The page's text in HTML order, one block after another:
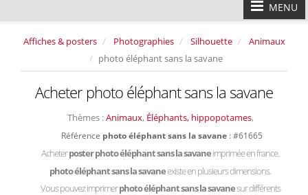
MENU
Affiches & posters Photographies Silhouette
Animaux
photo éléphant sans la savane
Acheter photo éléphant sans la savane
Thèmes :Animaux, Éléphants, hippopotames,
Référence photo éléphant sans la savane : #61665
Acheterposter photo éléphant sans la savaneimprimée en france.
photo éléphant sans la savaneexiste en plusieurs dimensions.
Vous pouvez imprimerphoto éléphant sans la savanesur différents